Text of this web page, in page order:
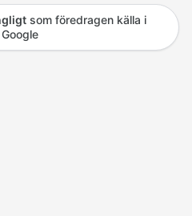
som föredragen källa i
Google